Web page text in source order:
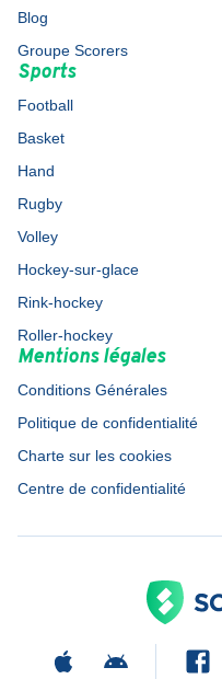
Blog
Groupe Scorers
Sports
Football
Basket
Hand
Rugby
Volley
Hockey-sur-glace
Rink-hockey
Roller-hockey
Mentions légales
Conditions Générales
Politique de confidentialité
Charte sur les cookies
Centre de confidentialité